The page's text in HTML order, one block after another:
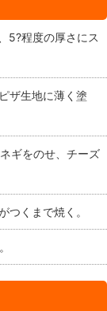
5?程度の厚さにス
ザ生地に薄く塗
ギをのせ、チーズ
くまで焼く。